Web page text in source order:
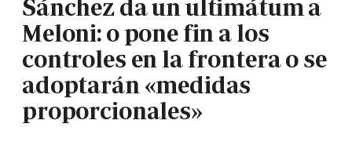
Sánchez da un ultimátum a
Meloni: o pone fin a los
controles en la frontera o se
adoptarán «medidas
proporcionales»